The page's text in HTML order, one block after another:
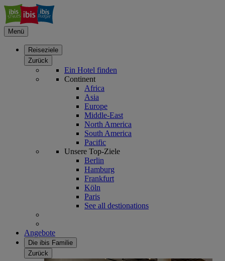
Menü
Reiseziele
Zurück
Ein Hotel finden
Continent
Africa
Asia
Europe
Middle-East
North America
South America
Pacific
Unsere Top-Ziele
Berlin
Hamburg
Frankfurt
Köln
Paris
See all destionations
Angebote
Die ibis Familie
Zurück